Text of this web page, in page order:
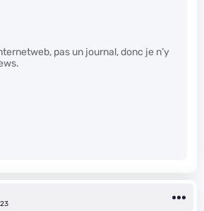
pas un journal, donc je n’y